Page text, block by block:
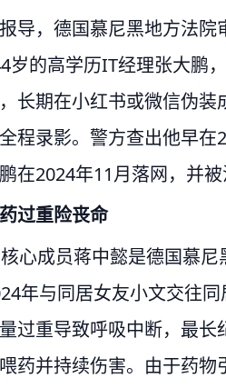
导，德国慕尼黑地方法
岁的高学历IT经理张大鹏
长期在小红书或微信伪
程录影。警方查出他早在
在2024年11月落网，并被
过重险丧命
心成员蒋中懿是德国慕
年与同居女友小文交往
过重导致呼吸中断，最
药并持续伤害。由于药